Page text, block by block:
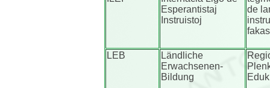
Esperantistaj
Instruistoj
de
LEB
Ländliche
Erwachsenen-
Bildung